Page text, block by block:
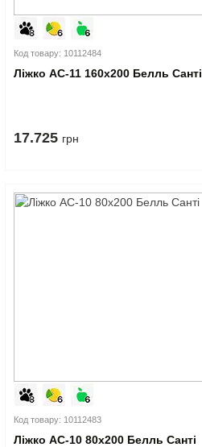
Код товару: 10112484
Ліжко АС-11 160x200 Белль Санті
17.725 грн
Код товару: 10112483
Ліжко АС-10 80x200 Белль Санті